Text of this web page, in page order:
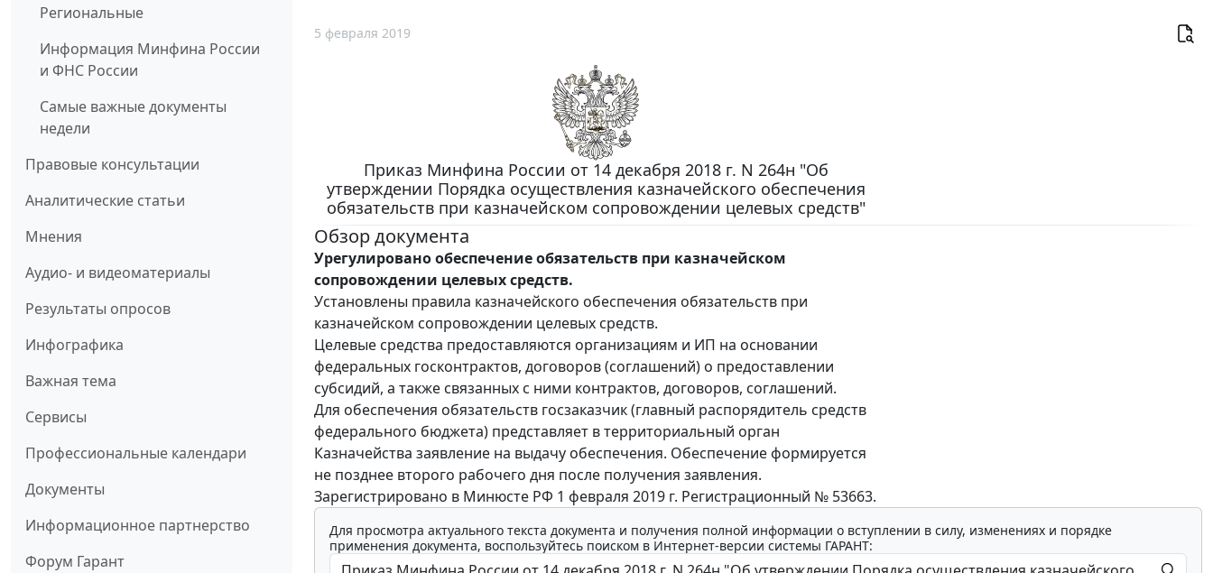
Региональные
Информация Минфина России
и ФНС России
Самые важные документы
недели
Правовые консультации
Аналитические статьи
Мнения
Аудио- и видеоматериалы
Результаты опросов
Инфографика
Важная тема
Сервисы
Профессиональные календари
Документы
Информационное партнерство
Форум Гарант
5 февраля 2019
Приказ Минфина России от 14 декабря 2018 г. N 264н "Об
утверждении Порядка осуществления казначейского обеспечения
обязательств при казначейском сопровождении целевых средств"
Обзор документа
Урегулировано обеспечение обязательств при казначейском
сопровождении целевых средств.
Установлены правила казначейского обеспечения обязательств при
казначейском сопровождении целевых средств.
Целевые средства предоставляются организациям и ИП на основании
федеральных госконтрактов, договоров (соглашений) о предоставлении
субсидий, а также связанных с ними контрактов, договоров, соглашений.
Для обеспечения обязательств госзаказчик (главный распорядитель средств
федерального бюджета) представляет в территориальный орган
Казначейства заявление на выдачу обеспечения. Обеспечение формируется
не позднее второго рабочего дня после получения заявления.
Зарегистрировано в Минюсте РФ 1 февраля 2019 г. Регистрационный № 53663.
Для просмотра актуального текста документа и получения полной информации о вступлении в силу, изменениях и порядке
применения документа, воспользуйтесь поиском в Интернет-версии системы ГАРАНТ: